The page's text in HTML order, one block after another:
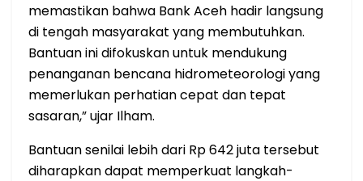
memastikan bahwa Bank Aceh hadir langsung
di tengah masyarakat yang membutuhkan.
Bantuan ini difokuskan untuk mendukung
penanganan bencana hidrometeorologi yang
memerlukan perhatian cepat dan tepat
sasaran,” ujar Ilham.
​Bantuan senilai lebih dari Rp 642 juta tersebut
diharapkan dapat memperkuat langkah-